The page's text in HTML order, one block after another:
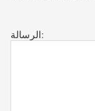
الرسالة: